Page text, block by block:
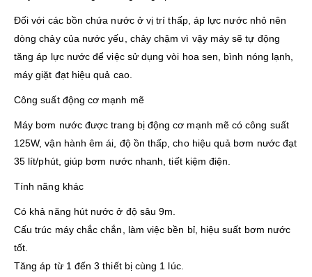
Đối với các bồn chứa nước ở vị trí thấp, áp lực nước nhỏ nên
dòng chảy của nước yếu, chảy chậm vì vậy máy sẽ tự động
tăng áp lực nước để việc sử dụng vòi hoa sen, bình nóng lạnh,
máy giặt đạt hiệu quả cao.
Công suất động cơ mạnh mẽ
Máy bơm nước được trang bị động cơ mạnh mẽ có công suất
125W, vận hành êm ái, độ ồn thấp, cho hiệu quả bơm nước đạt
35 lít/phút, giúp bơm nước nhanh, tiết kiệm điện.
Tính năng khác
Có khả năng hút nước ở độ sâu 9m.
Cấu trúc máy chắc chắn, làm việc bền bỉ, hiệu suất bơm nước
tốt.
Tăng áp từ 1 đến 3 thiết bị cùng 1 lúc.